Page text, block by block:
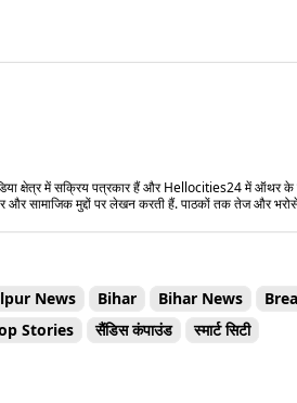
क्षेत्र में सक्रिय पत्रकार हैं और Hellocities24 में ऑथर के
और सामाजिक मुद्दों पर लेखन करती हैं. पाठकों तक तेज और
News Bihar Bihar News
Stories सैंडिस कंपाउंड स्मार्ट सिटी